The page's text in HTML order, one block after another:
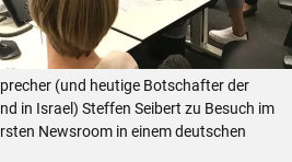
(und heutige Botschafter der
in Israel) Steffen Seibert zu Besuch im
Newsroom in einem deutschen